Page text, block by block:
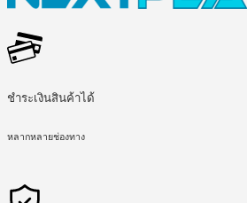
ชำระเงินสินค้าได้
หลากหลายช่องทาง